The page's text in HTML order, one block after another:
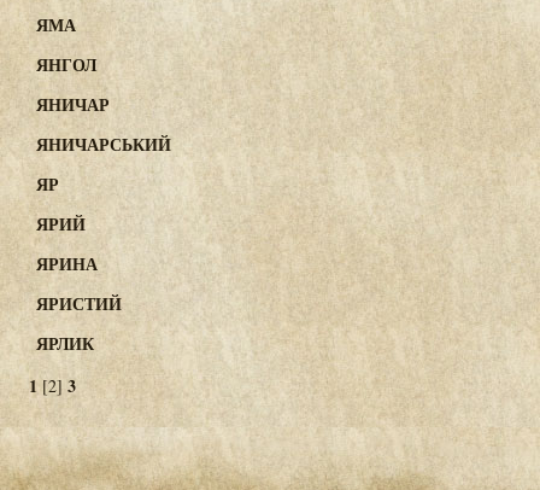
ЯМА
ЯНГОЛ
ЯНИЧАР
ЯНИЧАРСЬКИЙ
ЯР
ЯРИЙ
ЯРИНА
ЯРИСТИЙ
ЯРЛИК
1 [2] 3